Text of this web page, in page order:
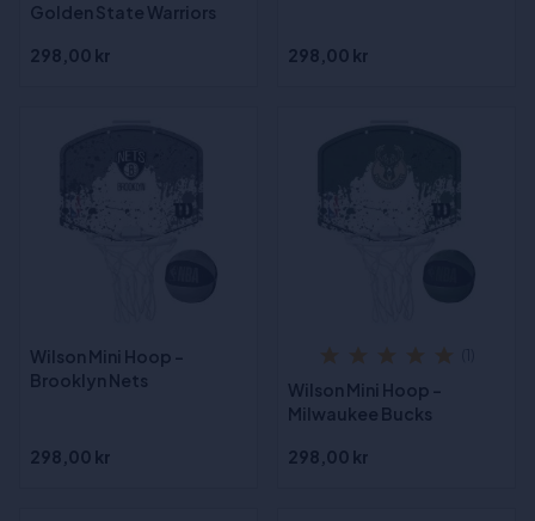
Golden State Warriors
298,00 kr
298,00 kr
Wilson Mini Hoop -
Brooklyn Nets
298,00 kr
Wilson Mini Hoop -
Milwaukee Bucks
298,00 kr